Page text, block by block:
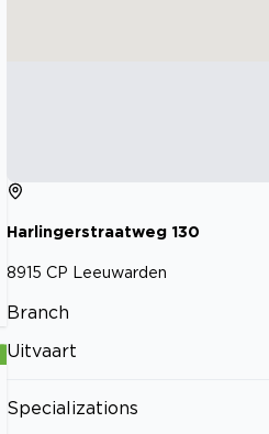
Harlingerstraatweg 130
8915 CP Leeuwarden
Branch
Uitvaart
Specializations